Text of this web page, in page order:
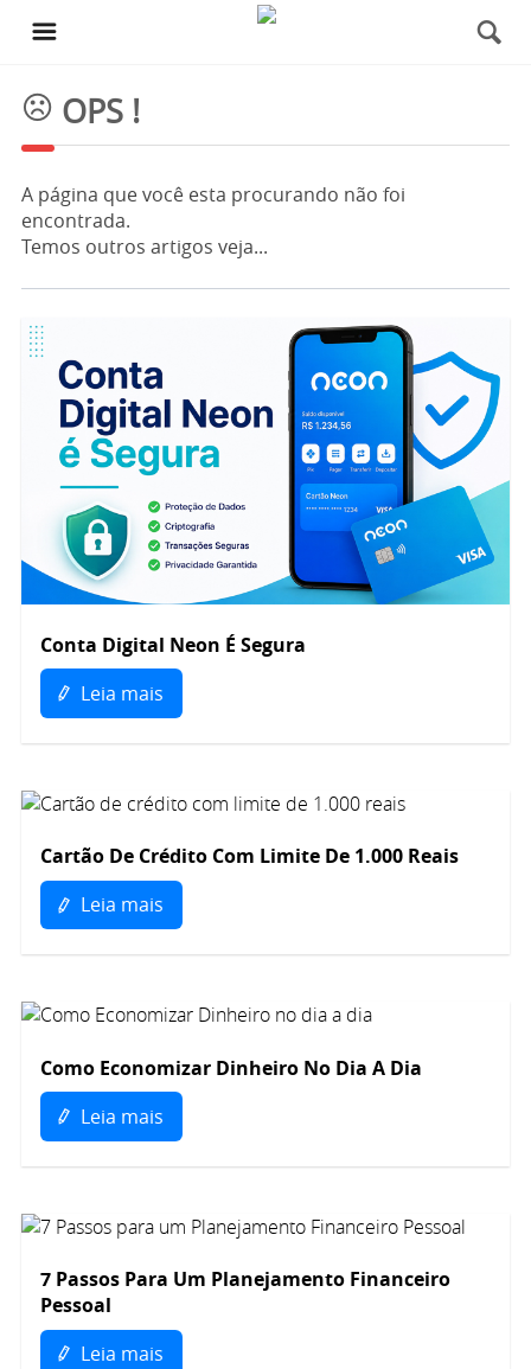
OPS !
A página que você esta procurando não foi
encontrada.
Temos outros artigos veja...
Conta Digital Neon É Segura
Leia mais
Cartão De Crédito Com Limite De 1.000 Reais
Leia mais
Como Economizar Dinheiro No Dia A Dia
Leia mais
7 Passos Para Um Planejamento Financeiro
Pessoal
Leia mais